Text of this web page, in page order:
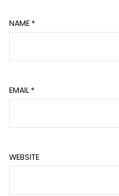
NAME *
EMAIL *
WEBSITE